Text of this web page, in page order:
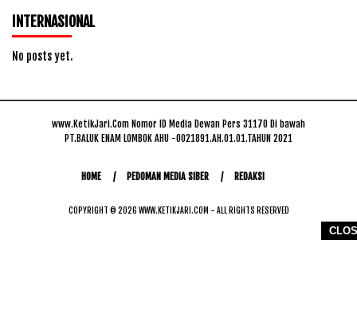
INTERNASIONAL
No posts yet.
www.KetikJari.Com Nomor ID Media Dewan Pers 31170 Di bawah
PT.BALUK ENAM LOMBOK AHU -0021891.AH.01.01.TAHUN 2021
HOME PEDOMAN MEDIA SIBER REDAKSI
COPYRIGHT © 2026 WWW.KETIKJARI.COM - ALL RIGHTS RESERVED